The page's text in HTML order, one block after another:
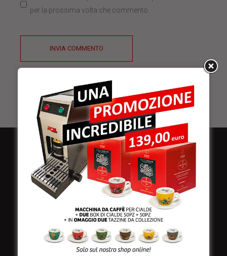
per la prossima volta che commento.
INVIA COMMENTO